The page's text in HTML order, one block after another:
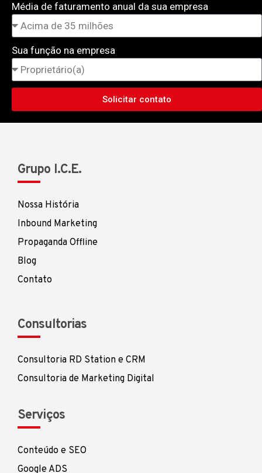
Média de faturamento anual da sua empresa
Sua função na empresa
Solicitar contato
Grupo I.C.E.
Nossa História
Inbound Marketing
Propaganda Offline
Blog
Contato
Consultorias
Consultoria RD Station e CRM
Consultoria de Marketing Digital
Serviços
Conteúdo e SEO
Google ADS